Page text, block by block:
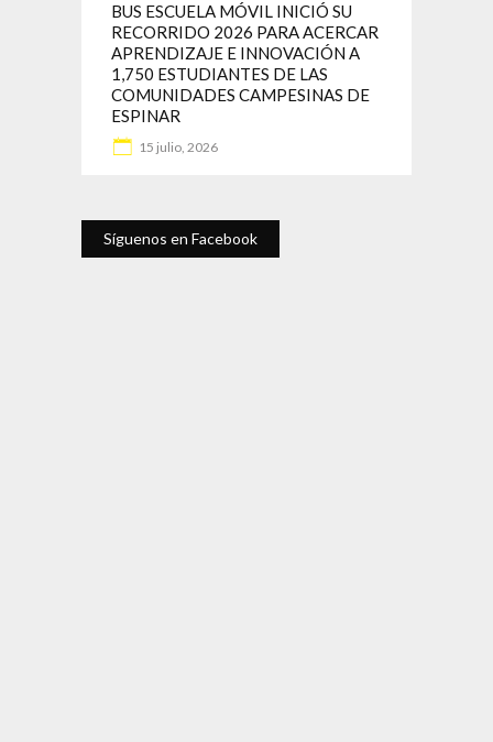
BUS ESCUELA MÓVIL INICIÓ SU
RECORRIDO 2026 PARA ACERCAR
APRENDIZAJE E INNOVACIÓN A
1,750 ESTUDIANTES DE LAS
COMUNIDADES CAMPESINAS DE
ESPINAR
15 julio, 2026
Síguenos en Facebook